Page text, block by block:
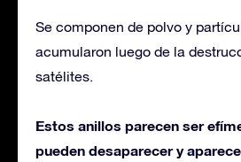
Se componen de polvo y
acumularon luego de la
satélites.
Estos anillos parecen ser
pueden desaparecer y